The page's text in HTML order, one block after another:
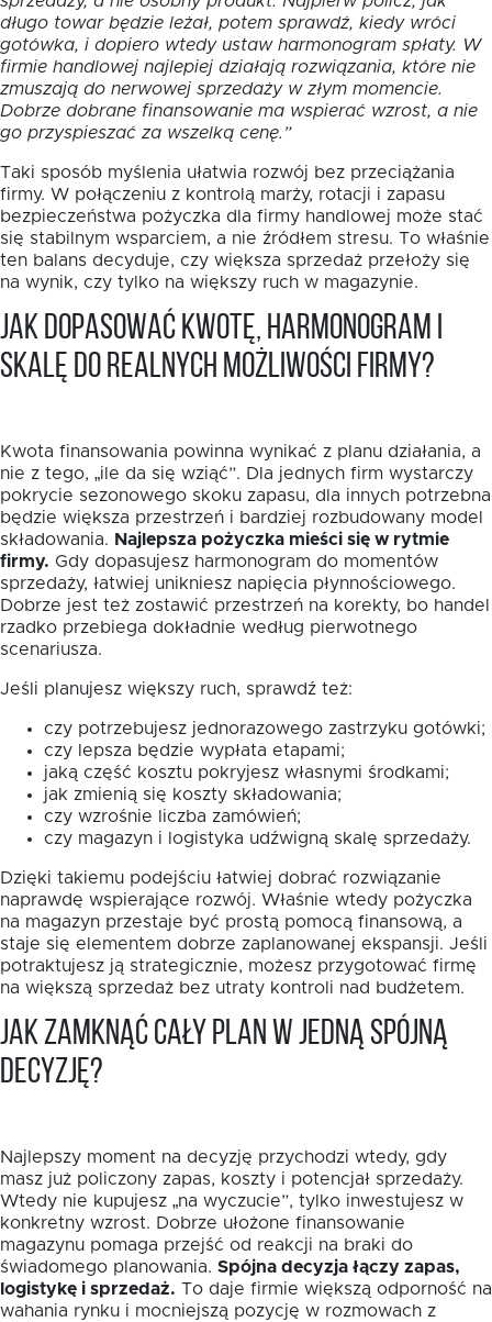
długo towar będzie leżał, potem sprawdź, kiedy wróci
gotówka, i dopiero wtedy ustaw harmonogram spłaty. W
firmie handlowej najlepiej działają rozwiązania, które nie
zmuszają do nerwowej sprzedaży w złym momencie.
Dobrze dobrane finansowanie ma wspierać wzrost, a nie
go przyspieszać za wszelką cenę.”
Taki sposób myślenia ułatwia rozwój bez przeciążania
firmy. W połączeniu z kontrolą marży, rotacji i zapasu
bezpieczeństwa pożyczka dla firmy handlowej może stać
się stabilnym wsparciem, a nie źródłem stresu. To właśnie
ten balans decyduje, czy większa sprzedaż przełoży się
na wynik, czy tylko na większy ruch w magazynie.
Jak dopasować kwotę, harmonogram i
skalę do realnych możliwości firmy?
Kwota finansowania powinna wynikać z planu działania, a
nie z tego, „ile da się wziąć”. Dla jednych firm wystarczy
pokrycie sezonowego skoku zapasu, dla innych potrzebna
będzie większa przestrzeń i bardziej rozbudowany model
składowania. Najlepsza pożyczka mieści się w rytmie
firmy. Gdy dopasujesz harmonogram do momentów
sprzedaży, łatwiej unikniesz napięcia płynnościowego.
Dobrze jest też zostawić przestrzeń na korekty, bo handel
rzadko przebiega dokładnie według pierwotnego
scenariusza.
Jeśli planujesz większy ruch, sprawdź też:
czy potrzebujesz jednorazowego zastrzyku gotówki;
czy lepsza będzie wypłata etapami;
jaką część kosztu pokryjesz własnymi środkami;
jak zmienią się koszty składowania;
czy wzrośnie liczba zamówień;
czy magazyn i logistyka udźwigną skalę sprzedaży.
Dzięki takiemu podejściu łatwiej dobrać rozwiązanie
naprawdę wspierające rozwój. Właśnie wtedy pożyczka
na magazyn przestaje być prostą pomocą finansową, a
staje się elementem dobrze zaplanowanej ekspansji. Jeśli
potraktujesz ją strategicznie, możesz przygotować firmę
na większą sprzedaż bez utraty kontroli nad budżetem.
Jak zamknąć cały plan w jedną spójną
decyzję?
Najlepszy moment na decyzję przychodzi wtedy, gdy
masz już policzony zapas, koszty i potencjał sprzedaży.
Wtedy nie kupujesz „na wyczucie”, tylko inwestujesz w
konkretny wzrost. Dobrze ułożone finansowanie
magazynu pomaga przejść od reakcji na braki do
świadomego planowania. Spójna decyzja łączy zapas,
logistykę i sprzedaż. To daje firmie większą odporność na
wahania rynku i mocniejszą pozycję w rozmowach z